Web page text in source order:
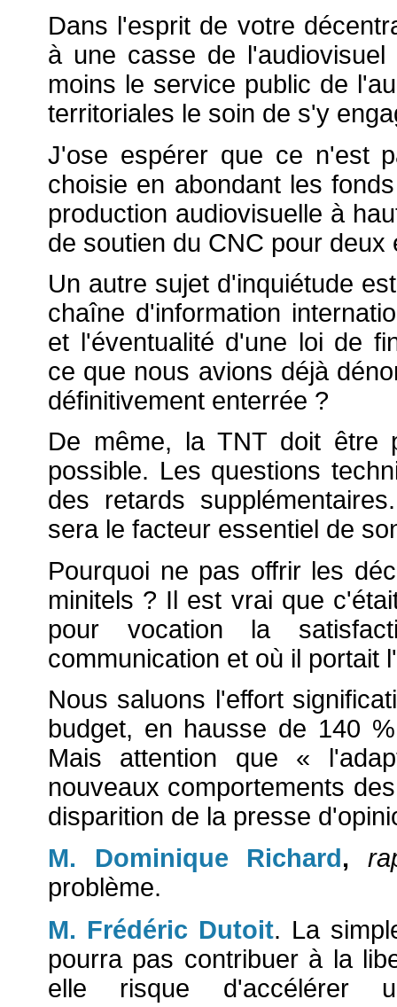
Dans l'esprit de votre
à une casse de
moins le service public de
territoriales le soin de s'y
J'ose espérer que ce n'est
choisie en abondant les
production audiovisuelle à
de soutien du CNC pour
Un autre sujet d'inquiétude
chaîne d'information
et l'éventualité d'une loi de
ce que nous avions déjà
définitivement enterrée ?
De même, la TNT doit être
possible. Les questions
des retards
sera le facteur essentiel de
Pourquoi ne pas offrir les
minitels ? Il est vrai que
pour vocation la
communication et où il portait
Nous saluons l'effort
budget, en hausse de 140
Mais attention que «
nouveaux comportements
disparition de la presse
M. Dominique Richard,
problème.
M. Frédéric Dutoit. La
pourra pas contribuer à la
elle risque d'accélérer